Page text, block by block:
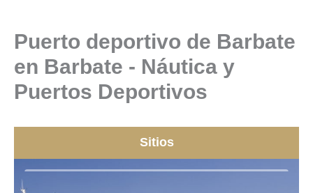
Puerto deportivo de Barbate
en Barbate - Náutica y
Puertos Deportivos
Sitios